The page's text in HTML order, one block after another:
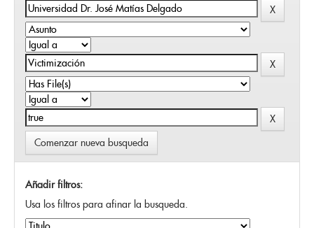
Comenzar nueva busqueda
Añadir filtros:
Usa los filtros para afinar la busqueda.